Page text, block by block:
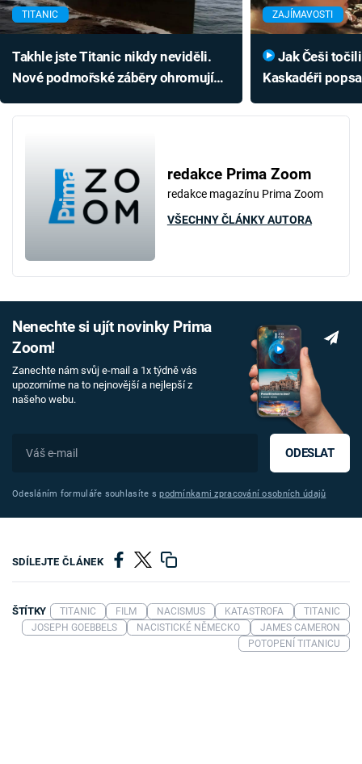
TITANIC
Takhle jste Titanic nikdy neviděli.
Nové podmořské záběry ohromují
ZAJÍMAVOSTI
Kaskadéři
redakce Prima Zoom
redakce magazínu Prima Zoom
VŠECHNY ČLÁNKY AUTORA
Nenechte si ujít novinky Prima
Zoom!
Zanechte nám svůj e-mail a 1x týdně vás
upozorníme na to nejnovější a nejlepší z
našeho webu.
ODESLAT
Odesláním formuláře souhlasíte spodmínkami zpracování osobních údajů
SDÍLEJTE ČLÁNEK
ŠTÍTKY TITANIC FILM NACISMUS KATASTROFA
TITANIC
JOSEPH GOEBBELS
NACISTICKÉ NĚMECKO
JAMES CAMERON
POTOPENÍ TITANICU